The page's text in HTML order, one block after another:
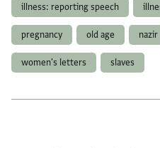
illness: reporting speech
nazir
old age
pregnancy
slaves
women's letters